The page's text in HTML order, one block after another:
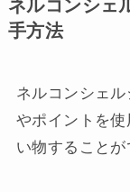
ネルコンシェ
手方法
ネルコンシェ
やポイントを
い物することが